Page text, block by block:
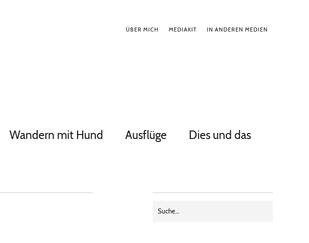
ÜBER MICH MEDIAKIT IN ANDEREN MEDIEN
Wandern mit Hund Ausflüge Dies und das